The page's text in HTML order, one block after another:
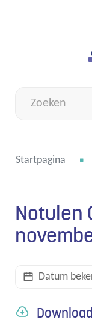
zoek
Startpagina
Notulen
Datum